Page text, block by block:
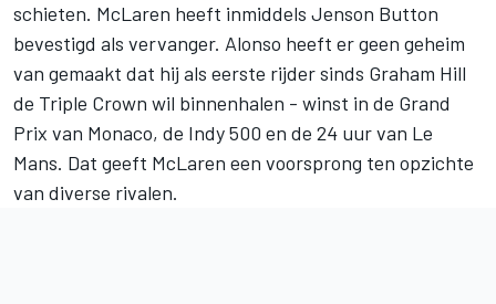
schieten. McLaren heeft inmiddels Jenson Button
bevestigd als vervanger. Alonso heeft er geen geheim
van gemaakt dat hij als eerste rijder sinds Graham Hill
de Triple Crown wil binnenhalen - winst in de Grand
Prix van Monaco, de Indy 500 en de 24 uur van Le
Mans. Dat geeft McLaren een voorsprong ten opzichte
van diverse rivalen.